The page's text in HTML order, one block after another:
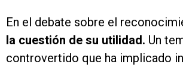
En el debate sobre el
la cuestión de su utilidad. Un
controvertido que ha implicado